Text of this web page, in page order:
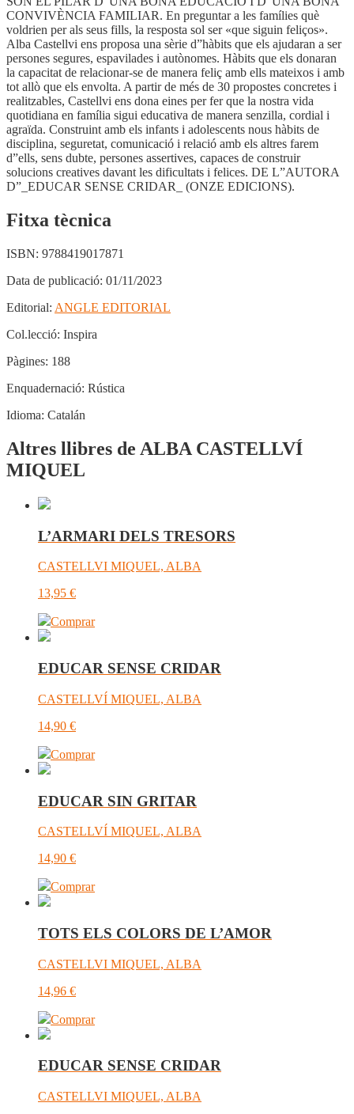
CONVIVÈNCIA FAMILIAR. En preguntar a les famílies què
voldrien per als seus fills, la resposta sol ser «que siguin feliços».
Alba Castellvi ens proposa una sèrie d”hàbits que els ajudaran a ser
persones segures, espavilades i autònomes. Hàbits que els donaran
la capacitat de relacionar-se de manera feliç amb ells mateixos i amb
tot allò que els envolta. A partir de més de 30 propostes concretes i
realitzables, Castellvi ens dona eines per fer que la nostra vida
quotidiana en família sigui educativa de manera senzilla, cordial i
agraïda. Construint amb els infants i adolescents nous hàbits de
disciplina, seguretat, comunicació i relació amb els altres farem
d”ells, sens dubte, persones assertives, capaces de construir
solucions creatives davant les dificultats i felices. DE L”AUTORA
D”_EDUCAR SENSE CRIDAR_ (ONZE EDICIONS).
Fitxa tècnica
ISBN: 9788419017871
Data de publicació: 01/11/2023
Editorial: ANGLE EDITORIAL
Col.lecció: Inspira
Pàgines: 188
Enquadernació: Rústica
Idioma: Catalán
Altres llibres de ALBA CASTELLVÍ
MIQUEL
L’ARMARI DELS TRESORS
CASTELLVI MIQUEL, ALBA
13,95 €
Comprar
EDUCAR SENSE CRIDAR
CASTELLVÍ MIQUEL, ALBA
14,90 €
Comprar
EDUCAR SIN GRITAR
CASTELLVÍ MIQUEL, ALBA
14,90 €
Comprar
TOTS ELS COLORS DE L’AMOR
CASTELLVI MIQUEL, ALBA
14,96 €
Comprar
EDUCAR SENSE CRIDAR
CASTELLVI MIQUEL, ALBA